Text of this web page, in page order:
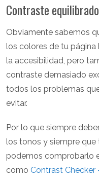
Contraste
Obviamente sabemos
los colores de tu página
la accesibilidad, pero
contraste demasiado
todos los problemas
evitar.
Por lo que siempre
los tonos y siempre
podemos comprobarlo
como Contrast Checker